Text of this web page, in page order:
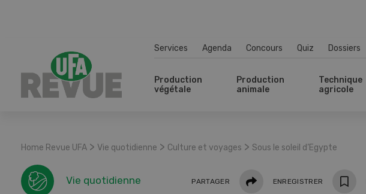
Services Agenda Concours Quiz Dossiers
Production
végétale
Production
animale
Technique
agricole
Home Revue UFA > Vie quotidienne > Culture et voyages > Sous le soleil d’Egypte
Vie quotidienne PARTAGER PartagerENREGISTRER